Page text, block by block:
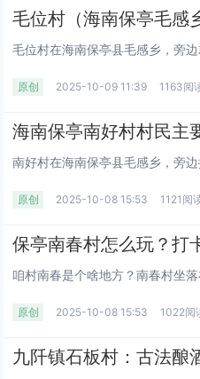
原创 2025-10-09 11:39 1163阅
原创 2025-10-08 15:53 1121阅
原创 2025-10-08 15:53 1022阅